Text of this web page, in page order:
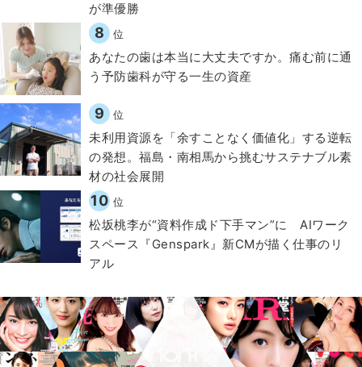
が準優勝
8 位
​あなたの歯は本当に大丈夫ですか。痛む前に通
う予防歯科が守る一生の資産
9 位
​​未利用資源を「余すことなく価値化」する逆転
の発想。福島・南相馬から挑むサステナブル素
材の社会展開​
10 位
松坂桃李が“資料作成ド下手マン”に AIワーク
スペース『Genspark』新CMが描く仕事のリ
アル